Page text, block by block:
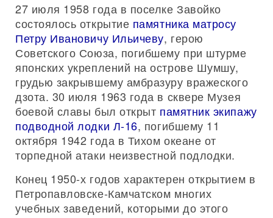
27 июля 1958 года в поселке Завойко
состоялось открытие памятника матросу
Петру Ивановичу Ильичеву, герою
Советского Союза, погибшему при штурме
японских укреплений на острове Шумшу,
грудью закрывшему амбразуру вражеского
дзота. 30 июля 1963 года в сквере Музея
боевой славы был открыт памятник экипажу
подводной лодки Л-16, погибшему 11
октября 1942 года в Тихом океане от
торпедной атаки неизвестной подлодки.
Конец 1950-х годов характерен открытием в
Петропавловске-Камчатском многих
учебных заведений, которыми до этого